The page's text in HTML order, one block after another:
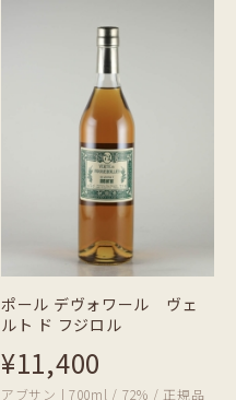
ポール デヴォワール ヴェ
ルト ド フジロル
¥11,400
アブサン | 700ml / 72% / 正規品